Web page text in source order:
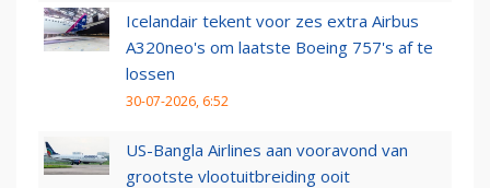
Icelandair tekent voor zes extra Airbus
A320neo's om laatste Boeing 757's af te
lossen
30-07-2026, 6:52
US-Bangla Airlines aan vooravond van
grootste vlootuitbreiding ooit